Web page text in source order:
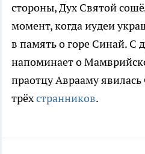
стороны, Дух Святой
момент, когда иудеи
в память о горе Синай. С
напоминает о
праотцу Аврааму
трёхстранников.